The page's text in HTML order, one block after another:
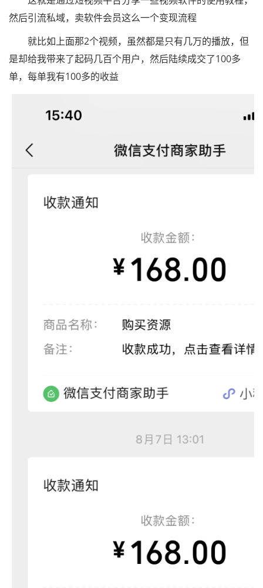
然后引流私域，卖软件会员这么一个变现流程
就比如上面那2个视频，虽然都是只有几万的播放，但
是却给我带来了起码几百个用户，然后陆续成交了100多
单，每单我有100多的收益